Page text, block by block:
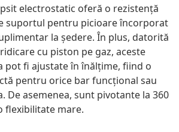
electrostatic oferă o rezistență
suportul pentru picioare încorporat
la ședere. În plus, datorită
cu piston pe gaz, aceste
pot fi ajustate în înălțime, fiind o
pentru orice bar funcțional sau
De asemenea, sunt pivotante la 360
flexibilitate mare.